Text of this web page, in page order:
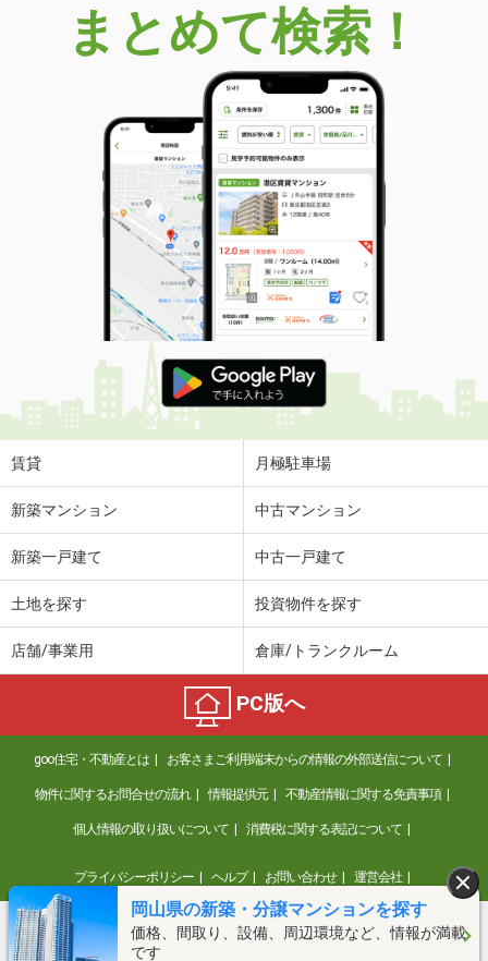
岡山県の新築・分譲マンションを探す
価格、間取り、設備、周辺環境など、情報が満載
です
まとめて検索！
賃貸 月極駐車場
新築マンション 中古マンション
新築一戸建て 中古一戸建て
土地を探す 投資物件を探す
店舗/事業用 倉庫/トランクルーム
PC版へ
goo住宅・不動産とは お客さまご利用端末からの情報の外部送信について
物件に関するお問合せの流れ 情報提供元 不動産情報に関する免責事項
個人情報の取り扱いについて 消費税に関する表記について
プライバシーポリシー ヘルプ お問い合わせ 運営会社
©NTT DOCOMO